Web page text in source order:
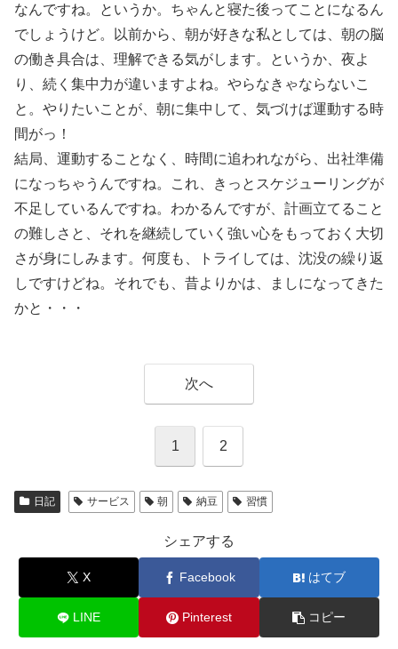
なんですね。というか。ちゃんと寝た後ってことになるん
でしょうけど。以前から、朝が好きな私としては、朝の脳
の働き具合は、理解できる気がします。というか、夜よ
り、続く集中力が違いますよね。やらなきゃならないこ
と。やりたいことが、朝に集中して、気づけば運動する時
間がっ！
結局、運動することなく、時間に追われながら、出社準備
になっちゃうんですね。これ、きっとスケジューリングが
不足しているんですね。わかるんですが、計画立てること
の難しさと、それを継続していく強い心をもっておく大切
さが身にしみます。何度も、トライしては、沈没の繰り返
しですけどね。それでも、昔よりかは、ましになってきた
かと・・・
次へ
1 2
日記 サービス 朝 納豆 習慣
シェアする
X Facebook はてブ
LINE Pinterest コピー